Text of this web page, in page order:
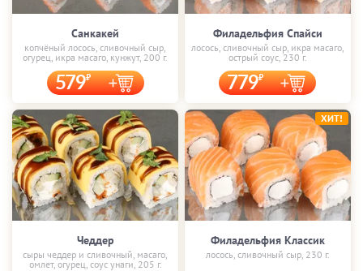
Санкакей
копчёный лосось, сливочный сыр,
огурец, икра масаго, кунжут, 200 г.
579
Филадельфия Спайси
лосось, сливочный сыр, икра масаго,
острый соус, 230 г.
779
Чеддер
сыры чеддер и сливочный, масаго,
омлет, огурец, соус унаги, 205 г.
Филадельфия Классик
лосось, сливочный сыр, 230 г.
ХИТ!